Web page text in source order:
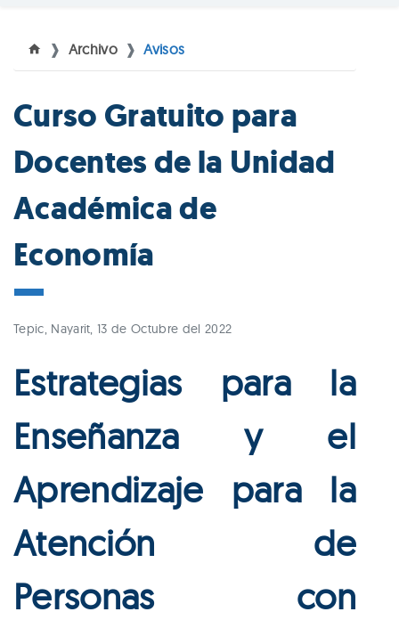
Archivo Avisos
Curso Gratuito para
Docentes de la Unidad
Académica de
Economía
Tepic, Nayarit, 13 de Octubre del 2022
Estrategias para la
Enseñanza y el
Aprendizaje para la
Atención de
Personas con